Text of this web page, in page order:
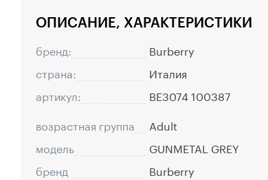
ОПИСАНИЕ, ХАРАКТЕРИСТИКИ
бренд:
Burberry
страна:
Италия
артикул:
BE3074 100387
возрастная группа
Adult
модель
GUNMETAL GREY
бренд
Burberry